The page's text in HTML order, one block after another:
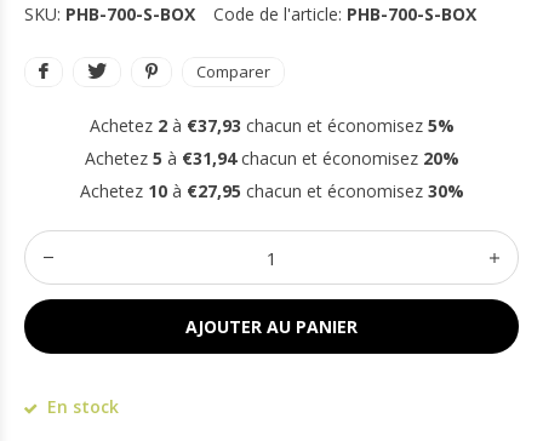
SKU: PHB-700-S-BOX Code de l'article: PHB-700-S-BOX
Comparer
Achetez 2à €37,93 chacun et économisez 5%
Achetez 5 à €31,94chacun et économisez 20%
Achetez 10à €27,95 chacun et économisez 30%
AJOUTER AU PANIER
En stock